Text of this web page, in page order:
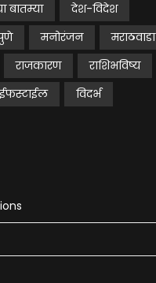
बातम्या
देश-विदेश
मनोरंजन
मराठवाडा
राजकारण
राशिभविष्य
विदर्भ